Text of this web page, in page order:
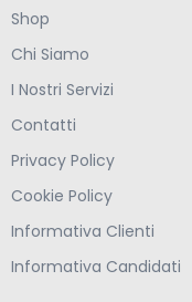
Shop
Chi Siamo
I Nostri Servizi
Contatti
Privacy Policy
Cookie Policy
Informativa Clienti
Informativa Candidati